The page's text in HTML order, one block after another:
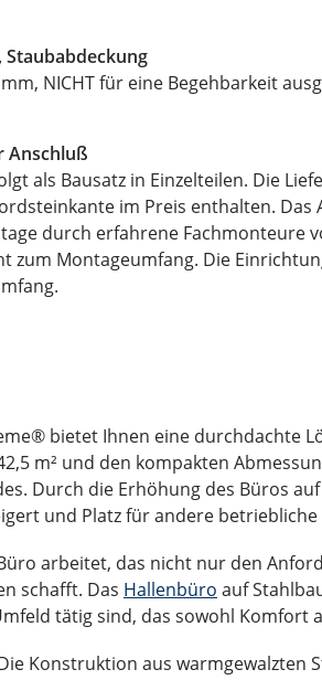
NICHT für eine Begehbarkeit
Anschluß
als Bausatz in Einzelteilen. Die
im Preis enthalten. Das
durch erfahrene Fachmonteure
zum Montageumfang. Die
bietet Ihnen eine durchdachte
m² und den kompakten
Durch die Erhöhung des Büros
und Platz für andere
arbeitet, das nicht nur den
schafft. Das Hallenbüro auf
tätig sind, das sowohl Komfort
Konstruktion aus